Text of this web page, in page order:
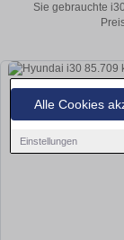
Alle Cookies
Einstellungen
Sie gebrauchte